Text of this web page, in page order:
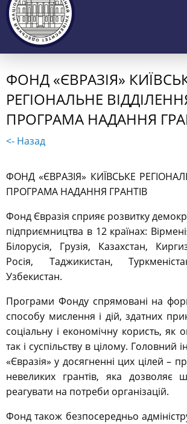
ФОНД «ЄВРАЗІЯ»
РЕГІОНАЛЬНЕ
ПРОГРАМА НАДАННЯ
<- Назад
ФОНД «ЄВРАЗІЯ» КИЇВСЬКЕ
ПРОГРАМА НАДАННЯ ГРАНТІВ
Фонд Євразія сприяє розвитку
підприємництва в 12 країнах:
Білорусія, Грузія, Казахстан,
Росія, Таджикистан,
Узбекистан.
Програми Фонду спрямовані на
способу мислення і дій, здатних
соціальну і економічну користь, як
так і суспільству в цілому. Головний
«Євразія» у досягненні цих цілей –
невеликих грантів, яка дозволяє
реагувати на потреби організацій.
Фонд також безпосередньо